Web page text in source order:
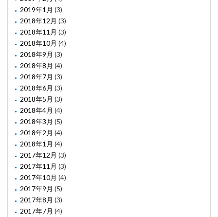
2019年1月 (3)
2018年12月 (3)
2018年11月 (3)
2018年10月 (4)
2018年9月 (3)
2018年8月 (4)
2018年7月 (3)
2018年6月 (3)
2018年5月 (3)
2018年4月 (4)
2018年3月 (5)
2018年2月 (4)
2018年1月 (4)
2017年12月 (3)
2017年11月 (3)
2017年10月 (4)
2017年9月 (5)
2017年8月 (3)
2017年7月 (4)